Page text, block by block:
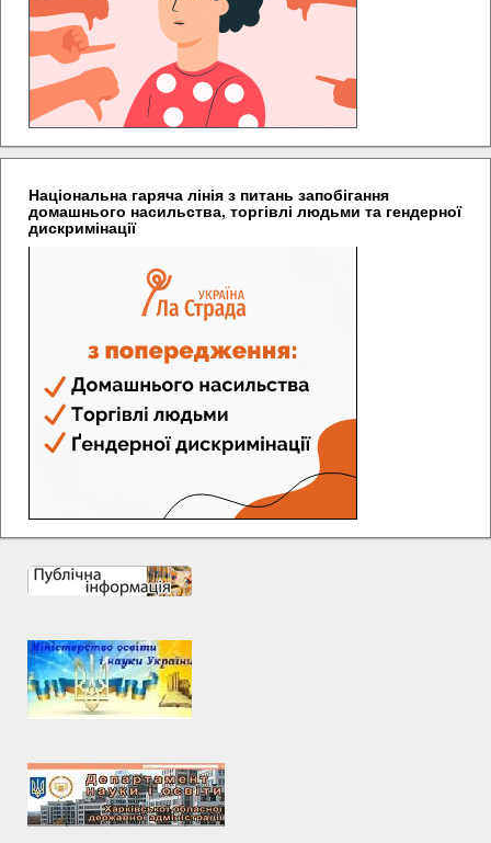
Національна гаряча лінія з питань запобігання
домашнього насильства, торгівлі людьми та гендерної
дискримінації